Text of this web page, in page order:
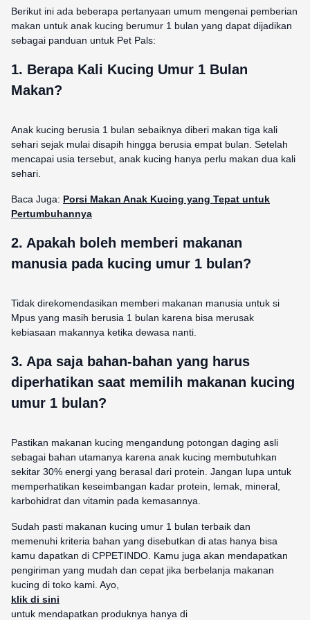
Berikut ini ada beberapa pertanyaan umum mengenai pemberian
makan untuk anak kucing berumur 1 bulan yang dapat dijadikan
sebagai panduan untuk Pet Pals:
1. Berapa Kali Kucing Umur 1 Bulan
Makan?
Anak kucing berusia 1 bulan sebaiknya diberi makan tiga kali
sehari sejak mulai disapih hingga berusia empat bulan. Setelah
mencapai usia tersebut, anak kucing hanya perlu makan dua kali
sehari.
Baca Juga: Porsi Makan Anak Kucing yang Tepat untuk
Pertumbuhannya
2. Apakah boleh memberi makanan
manusia pada kucing umur 1 bulan?
Tidak direkomendasikan memberi makanan manusia untuk si
Mpus yang masih berusia 1 bulan karena bisa merusak
kebiasaan makannya ketika dewasa nanti.
3. Apa saja bahan-bahan yang harus
diperhatikan saat memilih makanan kucing
umur 1 bulan?
Pastikan makanan kucing mengandung potongan daging asli
sebagai bahan utamanya karena anak kucing membutuhkan
sekitar 30% energi yang berasal dari protein. Jangan lupa untuk
memperhatikan keseimbangan kadar protein, lemak, mineral,
karbohidrat dan vitamin pada kemasannya.
Sudah pasti makanan kucing umur 1 bulan terbaik dan
memenuhi kriteria bahan yang disebutkan di atas hanya bisa
kamu dapatkan di CPPETINDO. Kamu juga akan mendapatkan
pengiriman yang mudah dan cepat jika berbelanja makanan
kucing di toko kami. Ayo,
klik di sini
untuk mendapatkan produknya hanya di